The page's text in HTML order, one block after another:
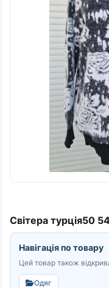
Світера турція50
Навігація по товару
Цей товар також
Одяг